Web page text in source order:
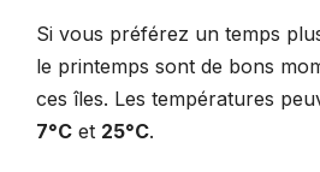
Si vous préférez un temps
le printemps sont de bons
ces îles. Les températures
7°C et 25°C.